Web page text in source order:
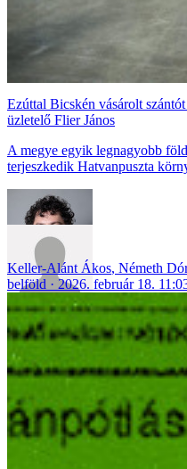
Ezúttal Bicskén vásárolt
üzletelő Flier János
A megye egyik legnagyobb
terjeszkedik Hatvanpuszta
Keller-Alánt Ákos, Németh
belföld
2026. február 18.